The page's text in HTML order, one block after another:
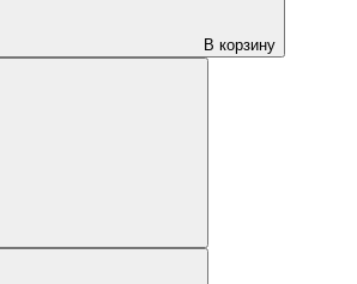
В корзину